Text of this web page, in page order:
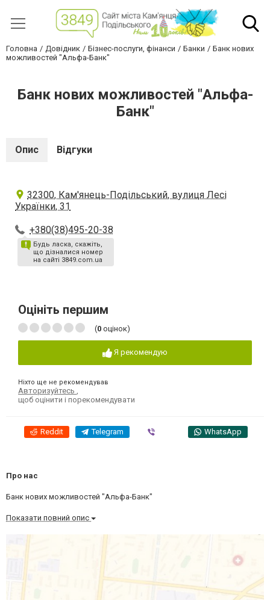
Головна Довідник Бізнес-послуги, фінанси Банки
Банк нових
можливостей "Альфа-Банк"
Банк нових можливостей "Альфа-
Банк"
Опис Відгуки
32300, Кам'янець-Подільський, вулиця Лесі
Українки, 31
+380(38)495-20-38
Будь ласка, скажіть,
що дізналися номер
на сайті 3849.com.ua
Оцініть першим
(0 оцінок)
Я рекомендую
Ніхто ще не рекомендував
Авторизуйтесь
щоб оцінити і порекомендувати
Reddit Telegram WhatsApp
Про нас
Банк нових можливостей "Альфа-Банк"
Показати повний опис